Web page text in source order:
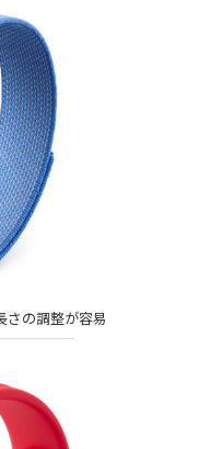
さの調整が容易